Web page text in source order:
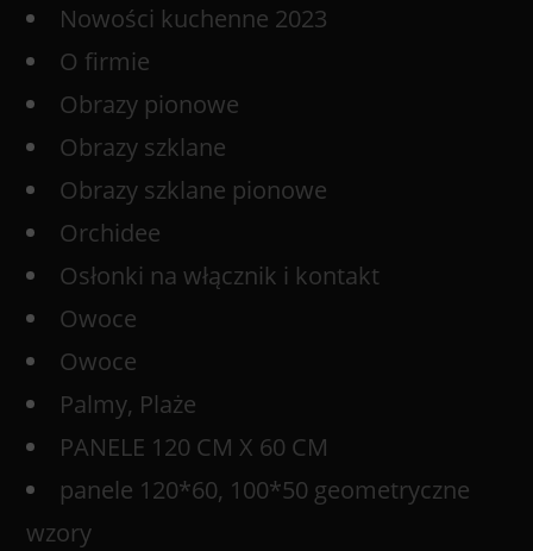
Nowości kuchenne 2023
O firmie
Obrazy pionowe
Obrazy szklane
Obrazy szklane pionowe
Orchidee
Osłonki na włącznik i kontakt
Owoce
Owoce
Palmy, Plaże
PANELE 120 CM X 60 CM
panele 120*60, 100*50 geometryczne
wzory